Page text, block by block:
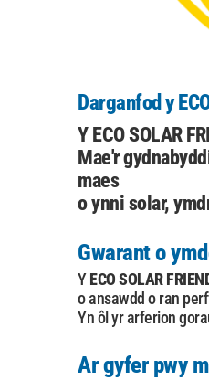
Darganfod y
Y ECO SOLAR
Mae'r
maes
o ynni solar,
Gwarant o
YECO SOLAR
o ansawdd o ran
Yn ôl yr arferion
Ar gyfer pwy